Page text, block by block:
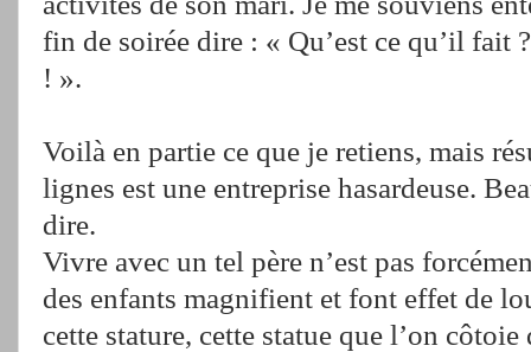
fin de soirée dire : « Qu’est ce qu’il fait
! ».
Voilà en partie ce que je retiens, mais
lignes est une entreprise hasardeuse.
dire.
Vivre avec un tel père n’est pas
des enfants magnifient et font effet de
cette stature, cette statue que l’on